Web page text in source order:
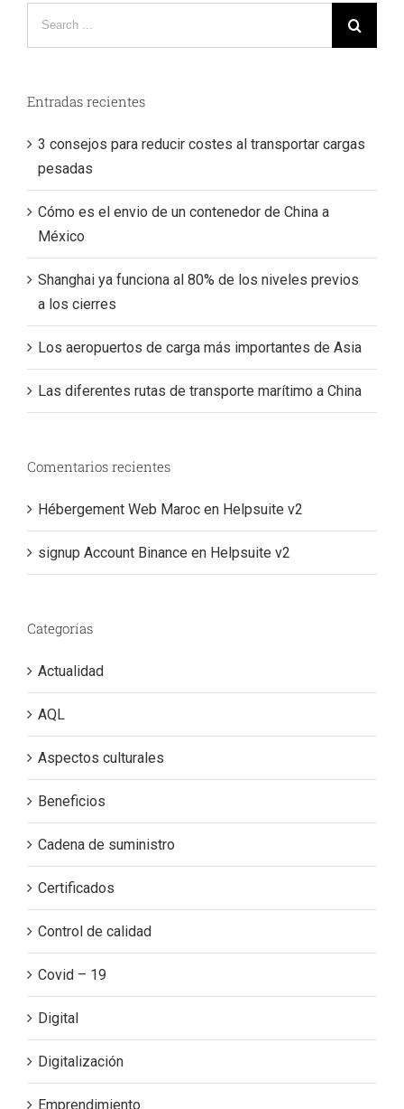
Entradas recientes
3 consejos para reducir costes al transportar cargas
pesadas
Cómo es el envio de un contenedor de China a
México
Shanghai ya funciona al 80% de los niveles previos
a los cierres
Los aeropuertos de carga más importantes de Asia
Las diferentes rutas de transporte marítimo a China
Comentarios recientes
Hébergement Web Maroc en Helpsuite v2
signup Account Binance en Helpsuite v2
Categorías
Actualidad
AQL
Aspectos culturales
Beneficios
Cadena de suministro
Certificados
Control de calidad
Covid – 19
Digital
Digitalización
Emprendimiento